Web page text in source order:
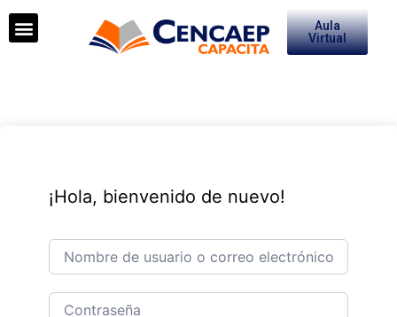
Aula
Virtual
¡Hola, bienvenido de nuevo!